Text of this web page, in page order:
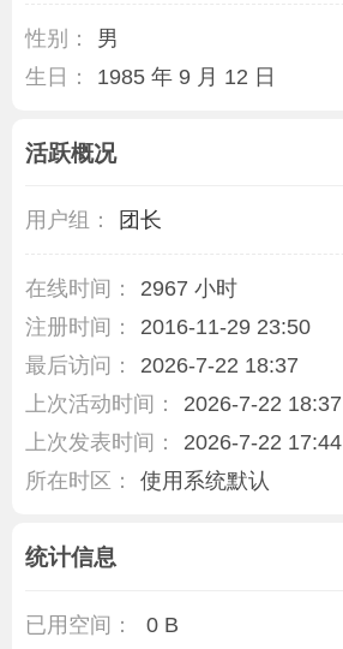
性别：
男
生日：
1985 年 9 月 12 日
活跃概况
用户组： 团长
在线时间：
2967 小时
注册时间：
2016-11-29 23:50
最后访问：
2026-7-22 18:37
上次活动时间：
2026-7-22 18:37
上次发表时间：
2026-7-22 17:44
所在时区：
使用系统默认
统计信息
已用空间：
0 B